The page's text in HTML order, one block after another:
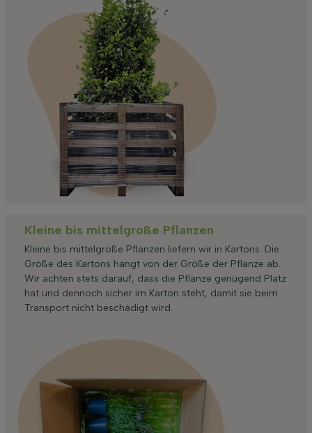
Kleine bis mittelgroße Pflanzen
Kleine bis mittelgroße Pflanzen liefern wir in Kartons. Die
Größe des Kartons hängt von der Größe der Pflanze ab.
Wir achten stets darauf, dass die Pflanze genügend Platz
hat und dennoch sicher im Karton steht, damit sie beim
Transport nicht beschädigt wird.